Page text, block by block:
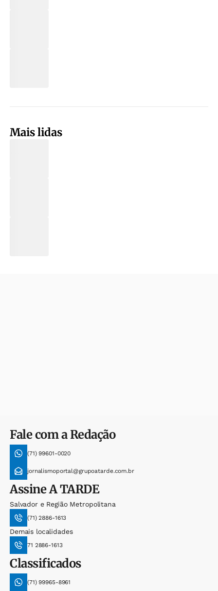
Mais lidas
Fale com a Redação
(71) 99601-0020
jornalismoportal@grupoatarde.com.br
AssineA TARDE
Salvador e Região Metropolitana
(71) 2886-1613
Demais localidades
71 2886-1613
Classificados
(71) 99965-8961